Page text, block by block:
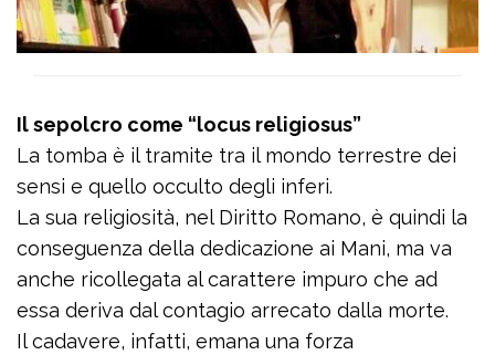
Il sepolcro come “locus religiosus”
La tomba è il tramite tra il mondo terrestre dei
sensi e quello occulto degli inferi.
La sua religiosità, nel Diritto Romano, è quindi la
conseguenza della dedicazione ai Mani, ma va
anche ricollegata al carattere impuro che ad
essa deriva dal contagio arrecato dalla morte.
Il cadavere, infatti, emana una forza